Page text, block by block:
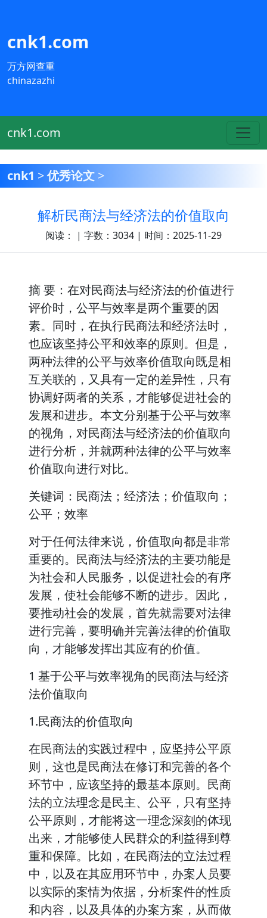
cnk1.com
万方网查重
chinazazhi
cnk1.com
cnk1 >优秀论文 >
解析民商法与经济法的价值取向
阅读： | 字数：3034 | 时间：2025-11-29
摘 要：在对民商法与经济法的价值进行
评价时，公平与效率是两个重要的因
素。同时，在执行民商法和经济法时，
也应该坚持公平和效率的原则。但是，
两种法律的公平与效率价值取向既是相
互关联的，又具有一定的差异性，只有
协调好两者的关系，才能够促进社会的
发展和进步。本文分别基于公平与效率
的视角，对民商法与经济法的价值取向
进行分析，并就两种法律的公平与效率
价值取向进行对比。
关键词：民商法；经济法；价值取向；
公平；效率
对于任何法律来说，价值取向都是非常
重要的。民商法与经济法的主要功能是
为社会和人民服务，以促进社会的有序
发展，使社会能够不断的进步。因此，
要推动社会的发展，首先就需要对法律
进行完善，要明确并完善法律的价值取
向，才能够发挥出其应有的价值。
1 基于公平与效率视角的民商法与经济
法价值取向
1.民商法的价值取向
在民商法的实践过程中，应坚持公平原
则，这也是民商法在修订和完善的各个
环节中，应该坚持的最基本原则。民商
法的立法理念是民主、公平，只有坚持
公平原则，才能将这一理念深刻的体现
出来，才能够使人民群众的利益得到尊
重和保障。比如，在民商法的立法过程
中，以及在其应用环节中，办案人员要
以实际的案情为依据，分析案件的性质
和内容，以及具体的办案方案，从而做